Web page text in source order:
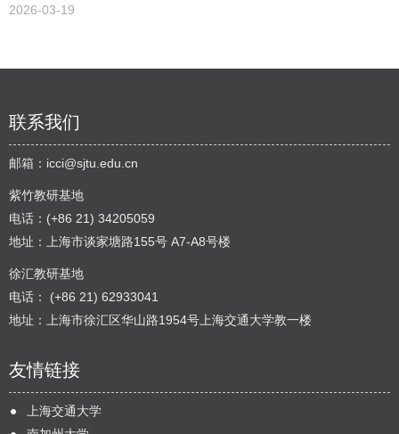
2026-03-19
联系我们
邮箱： icci@sjtu.edu.cn
紫竹教研基地
电话：(+86 21) 34205059
地址：上海市谈家塘路155号 A7-A8号楼
徐汇教研基地
电话： (+86 21) 62933041
地址：上海市徐汇区华山路1954号上海交通大学教一楼
友情链接
上海交通大学